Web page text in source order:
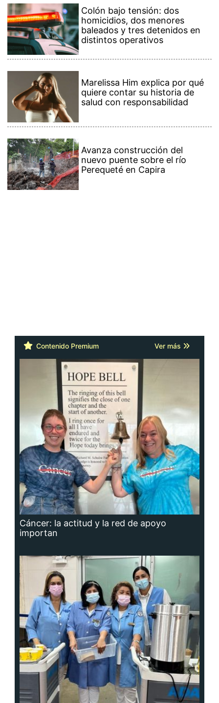
Colón bajo tensión: dos
homicidios, dos menores
baleados y tres detenidos en
distintos operativos
Marelissa Him explica por qué
quiere contar su historia de
salud con responsabilidad
Avanza construcción del
nuevo puente sobre el río
Perequeté en Capira
Contenido Premium Ver más
Cáncer: la actitud y la red de apoyo
importan